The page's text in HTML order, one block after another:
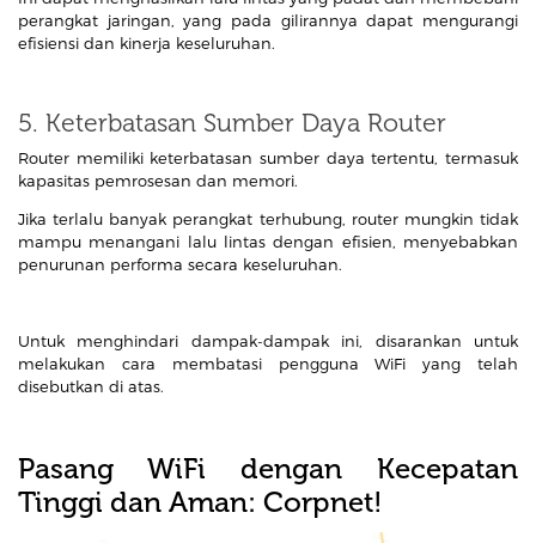
perangkat jaringan, yang pada gilirannya dapat mengurangi
efisiensi dan kinerja keseluruhan.
5. Keterbatasan Sumber Daya Router
Router memiliki keterbatasan sumber daya tertentu, termasuk
kapasitas pemrosesan dan memori.
Jika terlalu banyak perangkat terhubung, router mungkin tidak
mampu menangani lalu lintas dengan efisien, menyebabkan
penurunan performa secara keseluruhan.
Untuk menghindari dampak-dampak ini, disarankan untuk
melakukan cara membatasi pengguna WiFi yang telah
disebutkan di atas.
Pasang WiFi dengan Kecepatan
Tinggi dan Aman: Corpnet!